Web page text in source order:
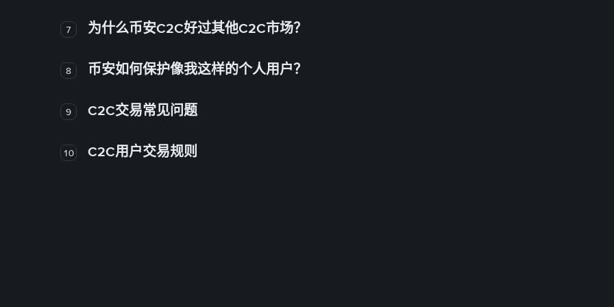
7 为什么币安C2C好过其他C2C市场？
8 币安如何保护像我这样的个人用户？
9 C2C交易常见问题
10 C2C用户交易规则